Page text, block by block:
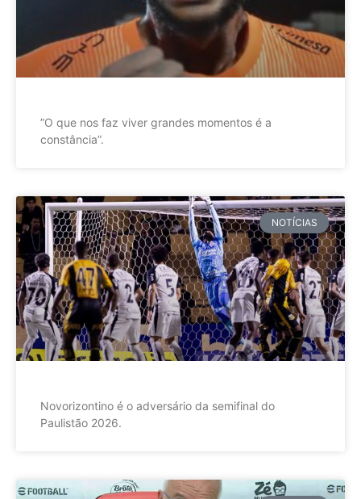
”O que nos faz viver grandes momentos é a
constância”.
NOTÍCIAS
Novorizontino é o adversário da semifinal do
Paulistão 2026.